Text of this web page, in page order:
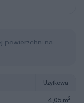
powierzchni na
Użytkowa
4,05 m2